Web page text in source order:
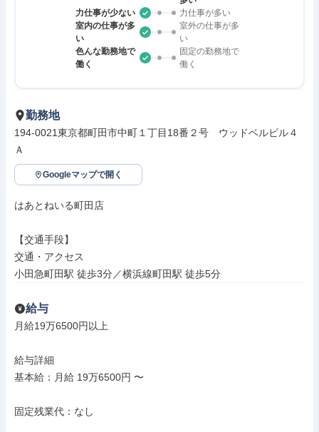
力仕事が少ない
力仕事が多い
室内の仕事が多
い
室外の仕事が多
い
色んな勤務地で
働く
固定の勤務地で
働く
勤務地
194-0021東京都町田市中町１丁目18番２号　ウッドベルビル４
Ａ
Googleマップで開く
はあとねいる町田店
【交通手段】
交通・アクセス
小田急町田駅 徒歩3分／横浜線町田駅 徒歩5分
給与
月給19万6500円以上
給与詳細
基本給：月給 19万6500円 〜
固定残業代：なし